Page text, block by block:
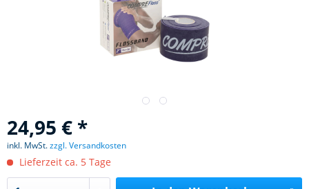
24,95 € *
inkl. MwSt.zzgl. Versandkosten
Lieferzeit ca. 5 Tage